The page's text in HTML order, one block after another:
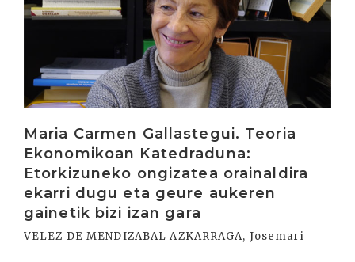
Maria Carmen Gallastegui. Teoria
Ekonomikoan Katedraduna:
Etorkizuneko ongizatea orainaldira
ekarri dugu eta geure aukeren
gainetik bizi izan gara
VELEZ DE MENDIZABAL AZKARRAGA, Josemari